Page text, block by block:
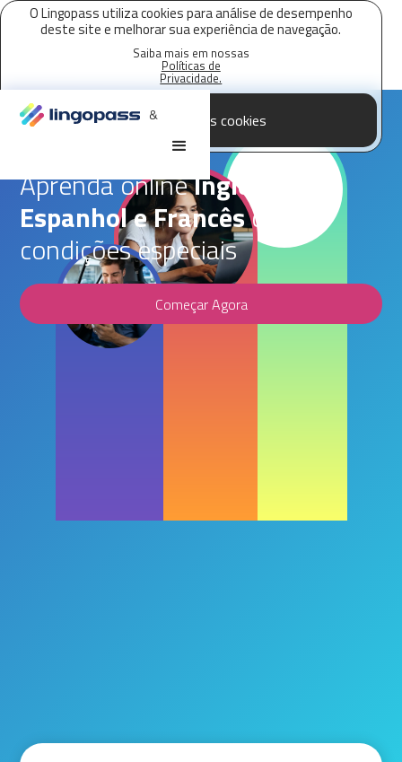
O Lingopass utiliza cookies para análise de desempenho
deste site e melhorar sua experiência de navegação.
Saiba mais em nossas
Políticas de
Privacidade.
Aceitar todos os cookies
&
Parceria Lingopass, ANAJUSTRA
Aprenda onlineInglês,
Espanhol e Francêscom
condições especiais
Começar Agora